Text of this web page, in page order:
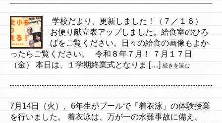
学校だより、更新しました！（７／１６）
お便り献立表アップしました。給食室のひろ
ばをご覧ください。日々の給食の画像もよか
ったらご覧ください。 令和８年７月！ ７月１７日
（金） 本日は、１学期終業式となりま […] 続きを読む
7月14日（火）、6年生がプールで「着衣泳」の体験授業
を行いました。 着衣泳は、万が一の水難事故に備え、